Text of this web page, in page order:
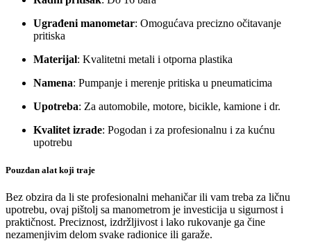
Ugrađeni manometar: Omogućava precizno očitavanje
pritiska
Materijal: Kvalitetni metali i otporna plastika
Namena: Pumpanje i merenje pritiska u pneumaticima
Upotreba: Za automobile, motore, bicikle, kamione i dr.
Kvalitet izrade: Pogodan i za profesionalnu i za kućnu
upotrebu
Pouzdan alat koji traje
Bez obzira da li ste profesionalni mehaničar ili vam treba za ličnu
upotrebu, ovaj pištolj sa manometrom je investicija u sigurnost i
praktičnost. Preciznost, izdržljivost i lako rukovanje ga čine
nezamenjivim delom svake radionice ili garaže.